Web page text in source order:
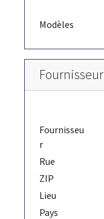
Modèles
Fournisseur
Fournisseu
r
Rue
ZIP
Lieu
Pays